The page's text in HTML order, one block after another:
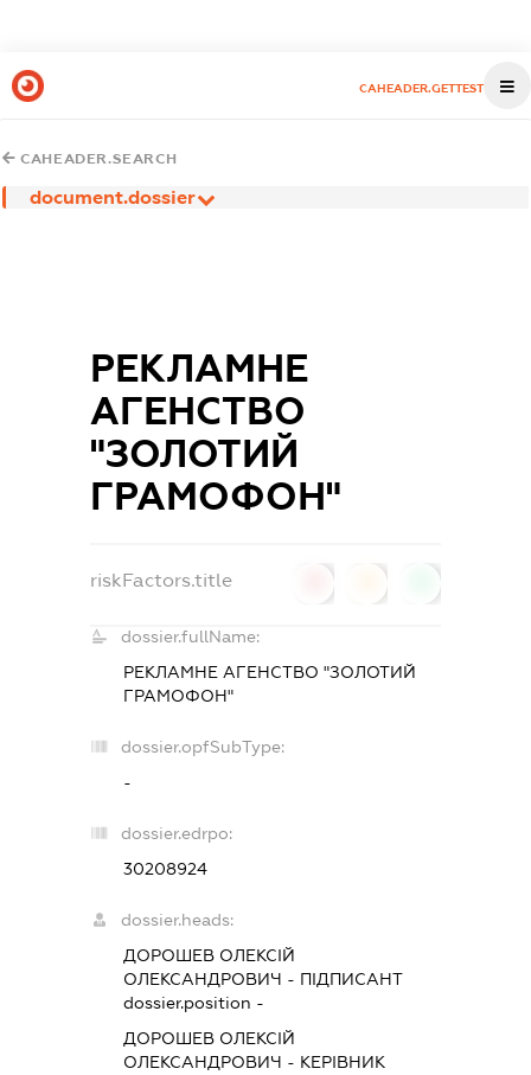
CAHEADER.GETTEST
CAHEADER.SEARCH
document.dossier
РЕКЛАМНЕ
АГЕНСТВО
"ЗОЛОТИЙ
ГРАМОФОН"
riskFactors.title
dossier.fullName:
РЕКЛАМНЕ АГЕНСТВО "ЗОЛОТИЙ
ГРАМОФОН"
dossier.opfSubType:
-
dossier.edrpo:
30208924
dossier.heads:
ДОРОШЕВ ОЛЕКСІЙ
ОЛЕКСАНДРОВИЧ - ПІДПИСАНТ
dossier.position -
ДОРОШЕВ ОЛЕКСІЙ
ОЛЕКСАНДРОВИЧ - КЕРІВНИК